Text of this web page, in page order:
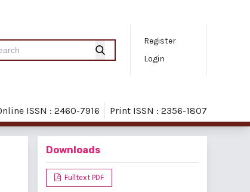
Register
Login
ISSN : 2460-7916 Print ISSN : 2356-1807
Downloads
Fulltext PDF